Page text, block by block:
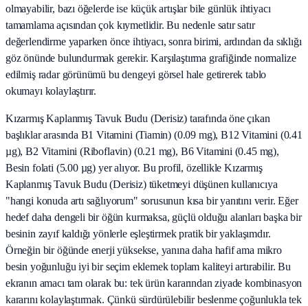
olmayabilir, bazı öğelerde ise küçük artışlar bile günlük ihtiyacı
tamamlama açısından çok kıymetlidir. Bu nedenle satır satır
değerlendirme yaparken önce ihtiyacı, sonra birimi, ardından da sıklığı
göz önünde bulundurmak gerekir. Karşılaştırma grafiğinde normalize
edilmiş radar görünümü bu dengeyi görsel hale getirerek tablo
okumayı kolaylaştırır.
Kızarmış Kaplanmış Tavuk Budu (Derisiz) tarafında öne çıkan
başlıklar arasında B1 Vitamini (Tiamin) (0.09 mg), B12 Vitamini (0.41
µg), B2 Vitamini (Riboflavin) (0.21 mg), B6 Vitamini (0.45 mg),
Besin folati (5.00 µg) yer alıyor. Bu profil, özellikle Kızarmış
Kaplanmış Tavuk Budu (Derisiz) tüketmeyi düşünen kullanıcıya
"hangi konuda artı sağlıyorum" sorusunun kısa bir yanıtını verir. Eğer
hedef daha dengeli bir öğün kurmaksa, güçlü olduğu alanları başka bir
besinin zayıf kaldığı yönlerle eşleştirmek pratik bir yaklaşımdır.
Örneğin bir öğünde enerji yüksekse, yanına daha hafif ama mikro
besin yoğunluğu iyi bir seçim eklemek toplam kaliteyi artırabilir. Bu
ekranın amacı tam olarak bu: tek ürün kararından ziyade kombinasyon
kararını kolaylaştırmak. Çünkü sürdürülebilir beslenme çoğunlukla tek